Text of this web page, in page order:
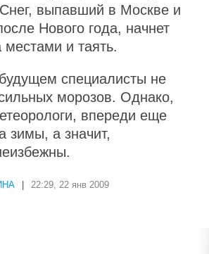
выпавший в Москве и
Нового года, начнет
местами и таять.
специалисты не
морозов. Однако,
впереди еще
зимы, а значит,
22:29, 22 янв 2009